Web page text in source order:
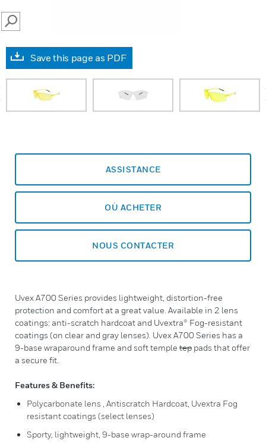
SEARCH
Save this page as PDF
ASSISTANCE
OÙ ACHETER
NOUS CONTACTER
Uvex A700 Series provides lightweight, distortion-free
protection and comfort at a great value. Available in 2 lens
coatings: anti-scratch hardcoat and Uvextra® Fog-resistant
coatings (on clear and gray lenses). Uvex A700 Series has a
9-base wraparound frame and soft temple tep pads that offer
a secure fit.
Features & Benefits:
Polycarbonate lens , Antiscratch Hardcoat, Uvextra Fog
resistant coatings (select lenses)
Sporty, lightweight, 9-base wrap-around frame